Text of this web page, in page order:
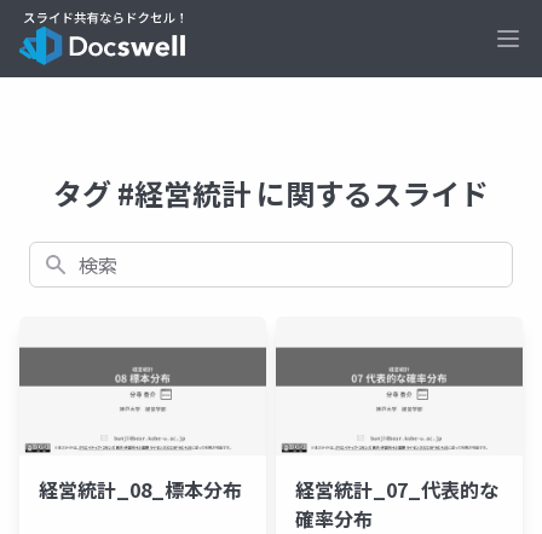
タグ #経営統計 に関するスライド
検索
経営統計_08_標本分布
経営統計_07_代表的な
確率分布